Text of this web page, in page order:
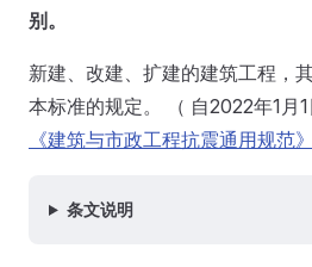
别。
新建、改建、扩建的建筑工程，
本标准的规定。 （ 自2022年1月
《建筑与市政工程抗震通用规范》
条文说明